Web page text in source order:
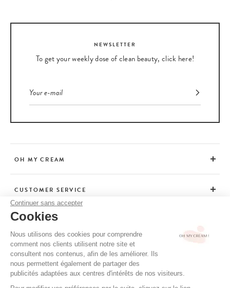
Continuer sans accepter
Cookies
Nous utilisons des cookies pour comprendre
comment nos clients utilisent notre site et
consultent nos contenus, afin de les améliorer. Ils
nous permettent également de partager des
publicités adaptées aux centres d'intérêts de nos visiteurs.
NEWSLETTER
To get your weekly dose of clean beauty, click here!
OH MY CREAM
CUSTOMER SERVICE
ADVICE
CGV / CGU
TERMS OF USE